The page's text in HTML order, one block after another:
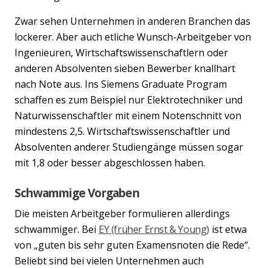
Zwar sehen Unternehmen in anderen Branchen das
lockerer. Aber auch etliche Wunsch-Arbeitgeber von
Ingenieuren, Wirtschaftswissenschaftlern oder
anderen Absolventen sieben Bewerber knallhart
nach Note aus. Ins Siemens Graduate Program
schaffen es zum Beispiel nur Elektrotechniker und
Naturwissenschaftler mit einem Notenschnitt von
mindestens 2,5. Wirtschaftswissenschaftler und
Absolventen anderer Studiengänge müssen sogar
mit 1,8 oder besser abgeschlossen haben.
Schwammige Vorgaben
Die meisten Arbeitgeber formulieren allerdings
schwammiger. Bei EY (früher Ernst & Young) ist etwa
von „guten bis sehr guten Examensnoten die Rede“.
Beliebt sind bei vielen Unternehmen auch